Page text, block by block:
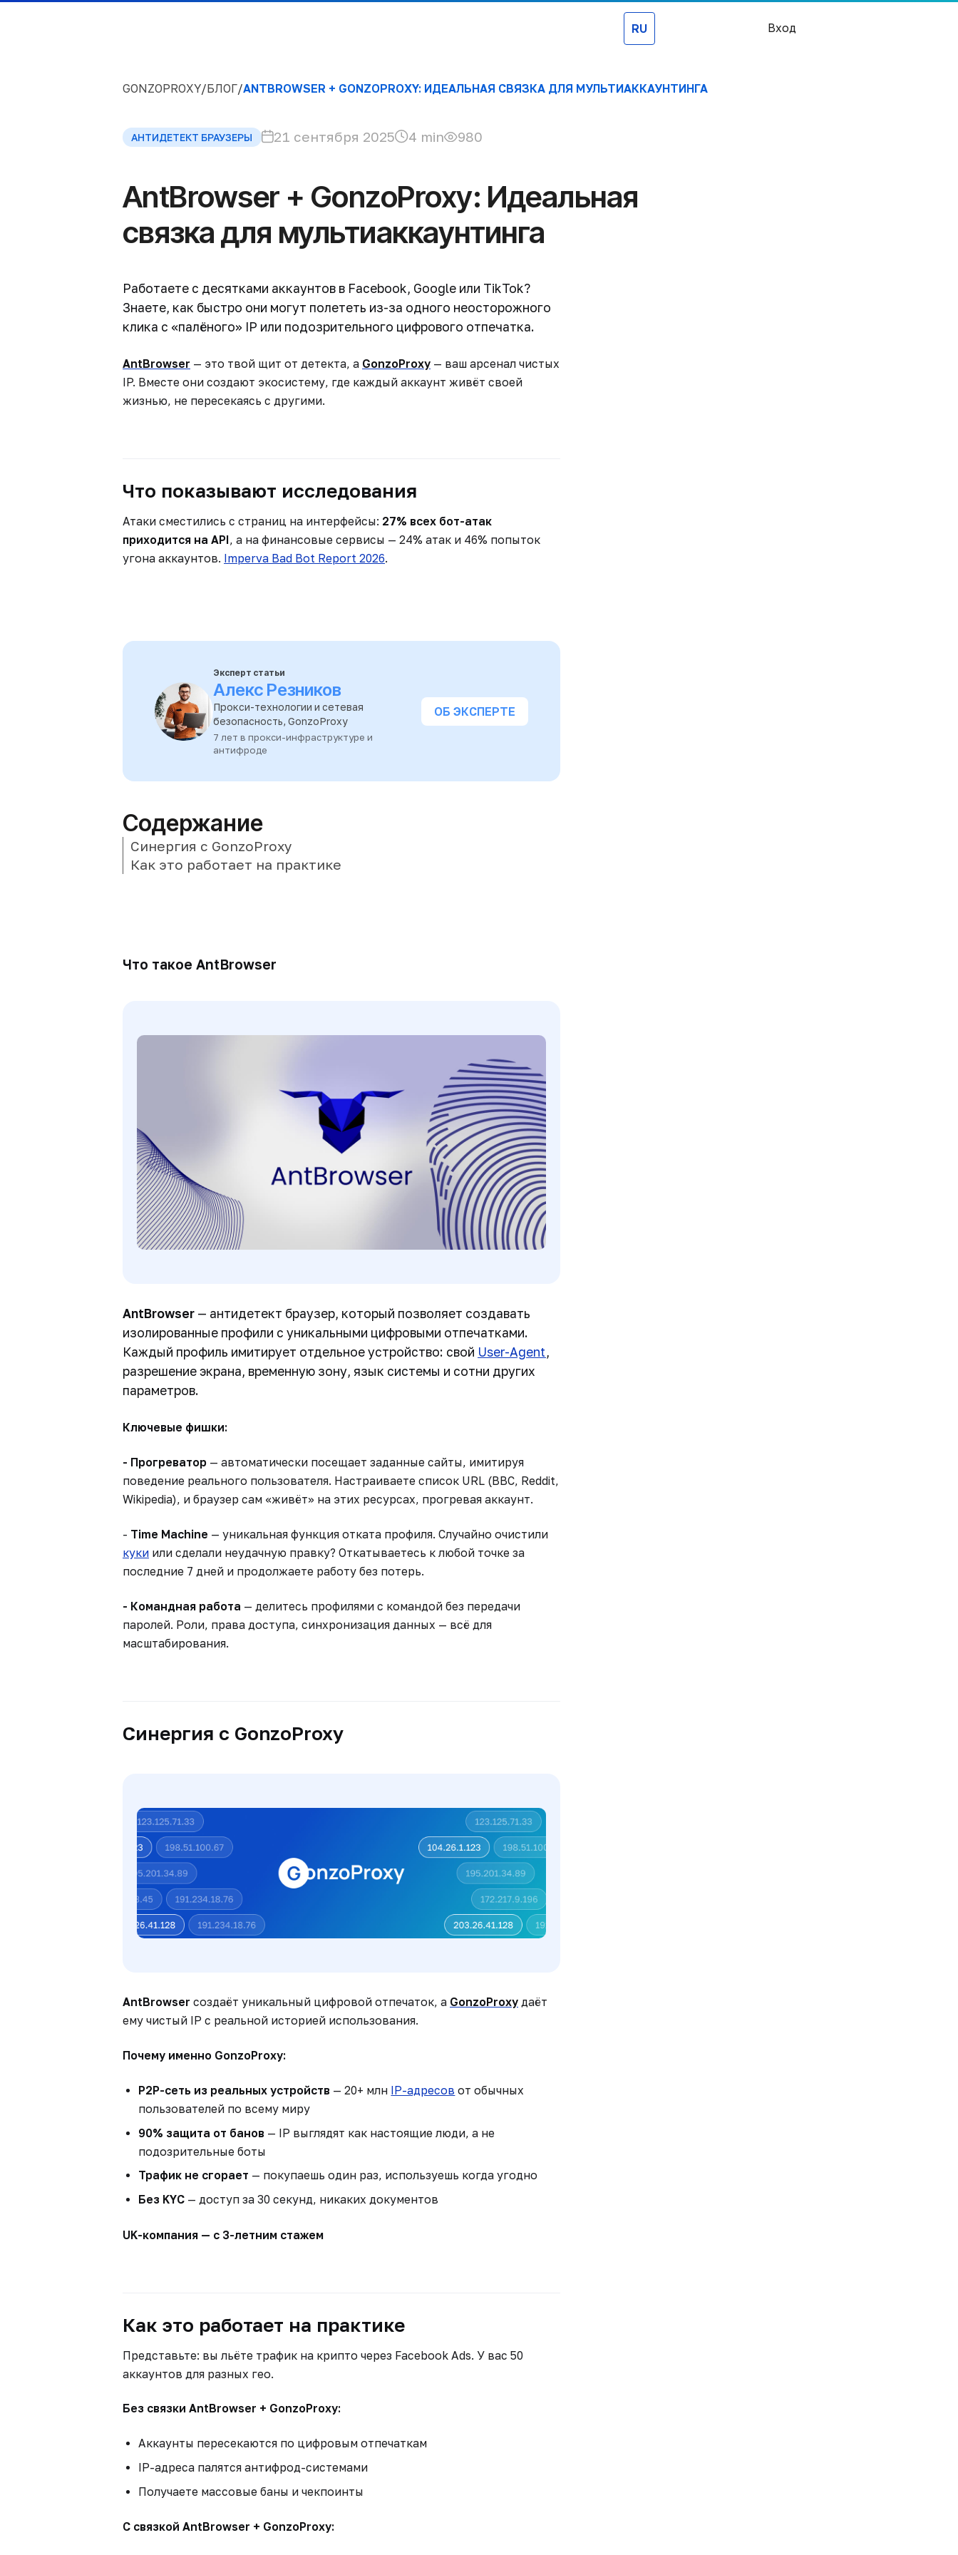
RU Вход
GONZOPROXY/БЛОГ/ANTBROWSER + GONZOPROXY: ИДЕАЛЬНАЯ СВЯЗКА ДЛЯ МУЛЬТИАККАУНТИНГА
АНТИДЕТЕКТ БРАУЗЕРЫ 21 сентября 2025 4 min 980
AntBrowser + GonzoProxy: Идеальная
связка для мультиаккаунтинга
Работаете с десятками аккаунтов в Facebook, Google или TikTok?
Знаете, как быстро они могут полететь из-за одного неосторожного
клика с «палёного» IP или подозрительного цифрового отпечатка.
AntBrowser — это твой щит от детекта, а GonzoProxy — ваш арсенал чистых
IP. Вместе они создают экосистему, где каждый аккаунт живёт своей
жизнью, не пересекаясь с другими.
Что показывают исследования
Атаки сместились с страниц на интерфейсы: 27% всех бот-атак
приходится на API, а на финансовые сервисы — 24% атак и 46% попыток
угона аккаунтов. Imperva Bad Bot Report 2026.
Эксперт статьи
Алекс Резников
Прокси-технологии и сетевая
безопасность, GonzoProxy
7 лет в прокси-инфраструктуре и
антифроде
ОБ ЭКСПЕРТЕ
Содержание
Синергия с GonzoProxy
Как это работает на практике
Что такое AntBrowser
AntBrowser — антидетект браузер, который позволяет создавать
изолированные профили с уникальными цифровыми отпечатками.
Каждый профиль имитирует отдельное устройство: свой User-Agent,
разрешение экрана, временную зону, язык системы и сотни других
параметров.
Ключевые фишки:
- Прогреватор — автоматически посещает заданные сайты, имитируя
поведение реального пользователя. Настраиваете список URL (BBC, Reddit,
Wikipedia), и браузер сам «живёт» на этих ресурсах, прогревая аккаунт.
- Time Machine — уникальная функция отката профиля. Случайно очистили
куки или сделали неудачную правку? Откатываетесь к любой точке за
последние 7 дней и продолжаете работу без потерь.
- Командная работа — делитесь профилями с командой без передачи
паролей. Роли, права доступа, синхронизация данных — всё для
масштабирования.
Синергия с GonzoProxy
AntBrowser создаёт уникальный цифровой отпечаток, а GonzoProxy даёт
ему чистый IP с реальной историей использования.
Почему именно GonzoProxy:
P2P-сеть из реальных устройств — 20+ млн IP-адресов от обычных
пользователей по всему миру
90% защита от банов — IP выглядят как настоящие люди, а не
подозрительные боты
Трафик не сгорает — покупаешь один раз, используешь когда угодно
Без KYC — доступ за 30 секунд, никаких документов
UK-компания — с 3-летним стажем
Как это работает на практике
Представьте: вы льёте трафик на крипто через Facebook Ads. У вас 50
аккаунтов для разных гео.
Без связки AntBrowser + GonzoProxy:
Аккаунты пересекаются по цифровым отпечаткам
IP-адреса палятся антифрод-системами
Получаете массовые баны и чекпоинты
С связкой AntBrowser + GonzoProxy: